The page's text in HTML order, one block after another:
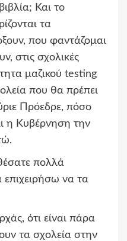
Και το
τα
που φαντάζομαι
στις σχολικές
μαζικού testing
που θα πρέπει
Πρόεδρε, πόσο
η Κυβέρνηση την
πολλά
να τα
ότι είναι πάρα
τα σχολεία στην